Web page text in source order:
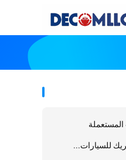
المستعملة
للسيارات...